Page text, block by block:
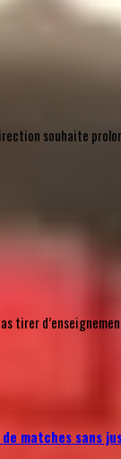
souhaite
matches sans